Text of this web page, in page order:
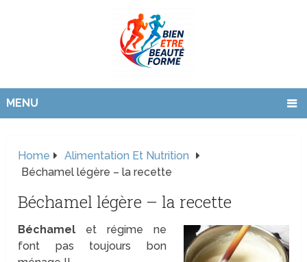
MENU
Home
Alimentation Et Nutrition
Béchamel légère – la recette
Béchamel légère – la recette
Béchamel et régime ne
font pas toujours bon